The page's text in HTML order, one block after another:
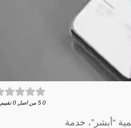
0
5 من اصل 0 تقييم.
“أبشر”، خدمة